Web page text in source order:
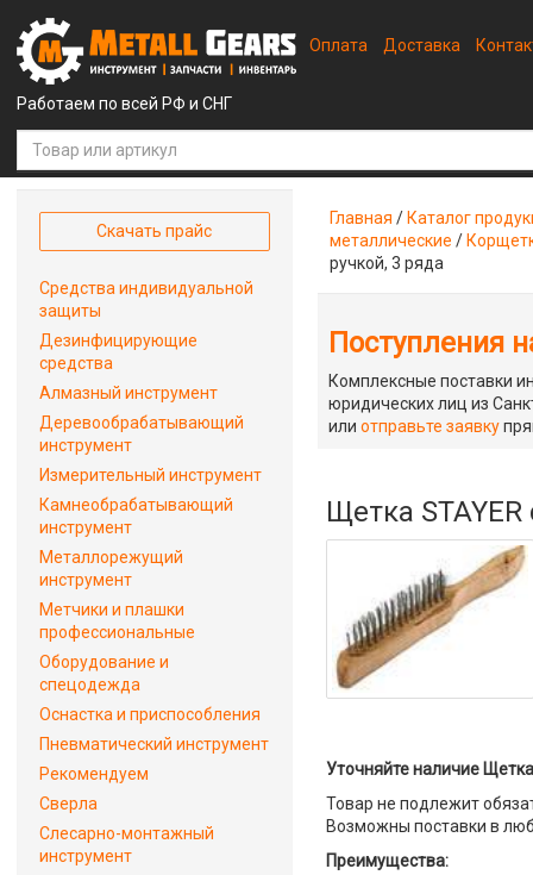
Работаем по всей РФ и СНГ
Оплата Доставка
Главная / Каталог
металлические /
ручкой, 3 ряда
Поступления
Комплексные поставки
юридических лиц из
илиотправьте заявку
Щетка
Уточняйте наличие
Товар не подлежит
Возможны поставки в
Преимущества:
Скачать прайс
Средства индивидуальной
защиты
Дезинфицирующие
средства
Алмазный инструмент
Деревообрабатывающий
инструмент
Измерительный инструмент
Камнеобрабатывающий
инструмент
Металлорежущий
инструмент
Метчики и плашки
профессиональные
Оборудование и
спецодежда
Оснастка и приспособления
Пневматический инструмент
Рекомендуем
Сверла
Слесарно-монтажный
инструмент